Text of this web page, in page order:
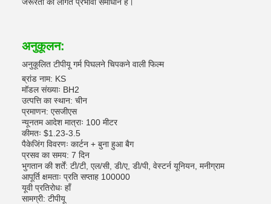
अनुकूलन:
अनुकूलित टीपीयू गर्म पिघलने चिपकने वाली फिल्म
ब्रांड नाम: KS
मॉडल संख्याः BH2
उत्पत्ति का स्थान: चीन
प्रमाणन: एसजीएस
न्यूनतम आदेश मात्राः 100 मीटर
कीमतः $1.23-3.5
पैकेजिंग विवरणः कार्टन + बुना हुआ बैग
प्रसव का समय: 7 दिन
भुगतान की शर्तें: टी/टी, एल/सी, डी/ए, डी/पी, वेस्टर्न यूनियन, मनीग्राम
आपूर्ति क्षमताः प्रति सप्ताह 100000
यूवी प्रतिरोधः हाँ
सामग्री: टीपीयू